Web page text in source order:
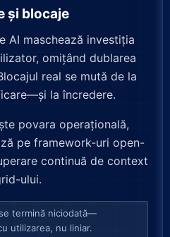
și blocaje
AI maschează investiția
omițând dublarea
real se mută de la
la încredere.
povara operațională,
pe framework-uri open-
continuă de context
ului.
termină niciodată—
utilizarea, nu liniar.